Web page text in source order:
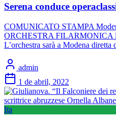
Serena conduce
COMUNICATO STAMPA
ORCHESTRA FILARMONICA
L’orchestra sarà a Modena
admin
1 de abril, 2022
Ita